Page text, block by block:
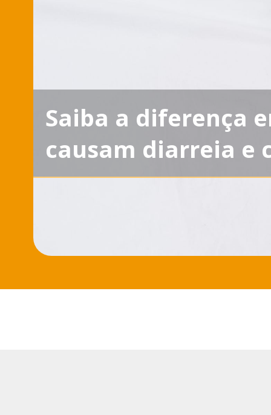
Saiba a diferença
causam diarreia e